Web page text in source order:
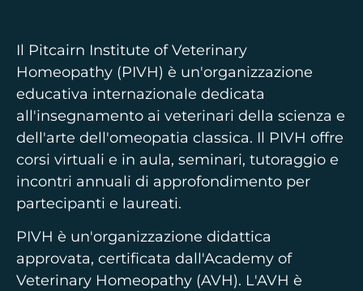
Il Pitcairn Institute of Veterinary
Homeopathy (PIVH) è un'organizzazione
educativa internazionale dedicata
all'insegnamento ai veterinari della scienza e
dell'arte dell'omeopatia classica. Il PIVH offre
corsi virtuali e in aula, seminari, tutoraggio e
incontri annuali di approfondimento per
partecipanti e laureati.
PIVH è un'organizzazione didattica
approvata, certificata dall'Academy of
Veterinary Homeopathy (AVH). L'AVH è